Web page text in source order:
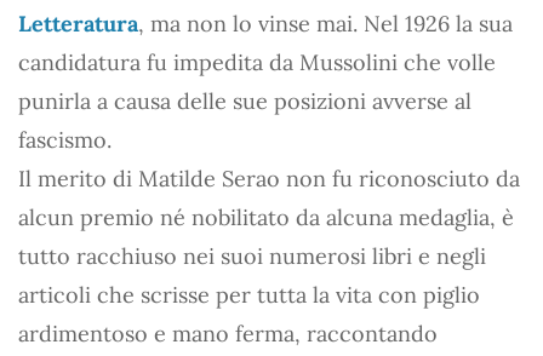
Letteratura, ma non lo vinse mai. Nel 1926 la sua
candidatura fu impedita da Mussolini che volle
punirla a causa delle sue posizioni avverse al
fascismo.
Il merito di Matilde Serao non fu riconosciuto da
alcun premio né nobilitato da alcuna medaglia, è
tutto racchiuso nei suoi numerosi libri e negli
articoli che scrisse per tutta la vita con piglio
ardimentoso e mano ferma, raccontando